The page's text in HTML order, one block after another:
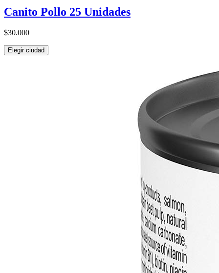
Canito Pollo 25 Unidades
$30.000
Elegir ciudad